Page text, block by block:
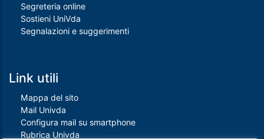
Segreteria online
Sostieni UniVda
Segnalazioni e suggerimenti
Link utili
Mappa del sito
Mail Univda
Configura mail su smartphone
Rubrica Univda